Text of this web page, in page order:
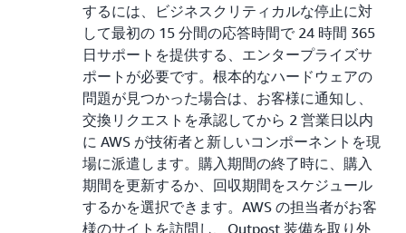
するには、ビジネスクリティカルな停止に対
して最初の 15 分間の応答時間で 24 時間 365
日サポートを提供する、エンタープライズサ
ポートが必要です。根本的なハードウェアの
問題が見つかった場合は、お客様に通知し、
交換リクエストを承認してから 2 営業日以内
に AWS が技術者と新しいコンポーネントを現
場に派遣します。購入期間の終了時に、購入
期間を更新するか、回収期間をスケジュール
するかを選択できます。AWS の担当者がお客
様のサイトを訪問し、Outpost 装備を取り外